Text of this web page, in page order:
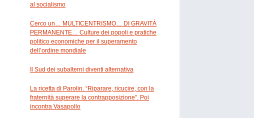
al socialismo
Cerco un… MULTICENTRISMO… DI GRAVITÀ
PERMANENTE… Culture dei popoli e pratiche
politico economiche per il superamento
dell’ordine mondiale
Il Sud dei subalterni diventi alternativa
La ricetta di Parolin. “Riparare, ricucire, con la
fraternità superare la contrapposizione”. Poi
incontra Vasapollo